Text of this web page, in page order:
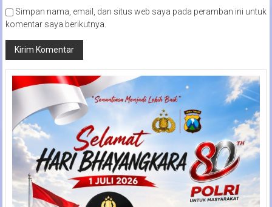
Simpan nama, email, dan situs web saya pada peramban ini untuk
komentar saya berikutnya.